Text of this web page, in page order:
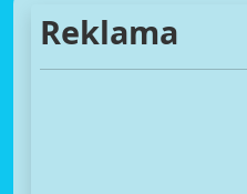
Reklama